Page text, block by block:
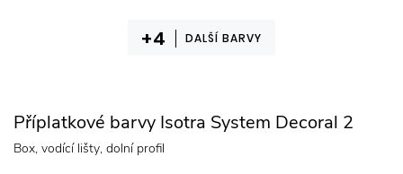
DALŠÍ BARVY
Příplatkové barvy Isotra System Decoral 2
Box, vodící lišty, dolní profil